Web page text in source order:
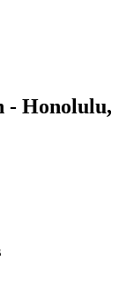
- Honolulu,